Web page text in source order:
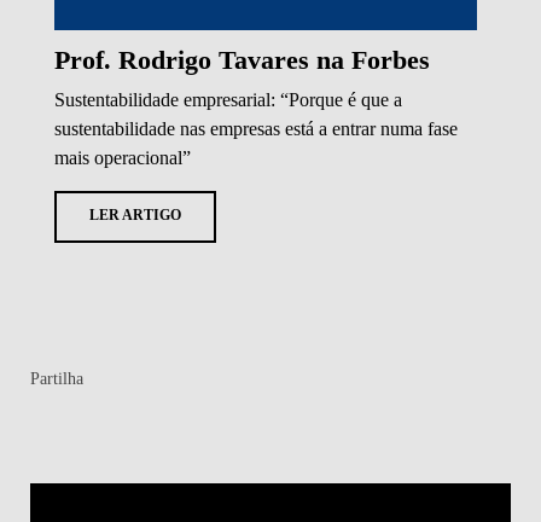
Prof. Rodrigo Tavares na Forbes
Sustentabilidade empresarial: “Porque é que a
sustentabilidade nas empresas está a entrar numa fase
mais operacional”
LER ARTIGO
Partilha